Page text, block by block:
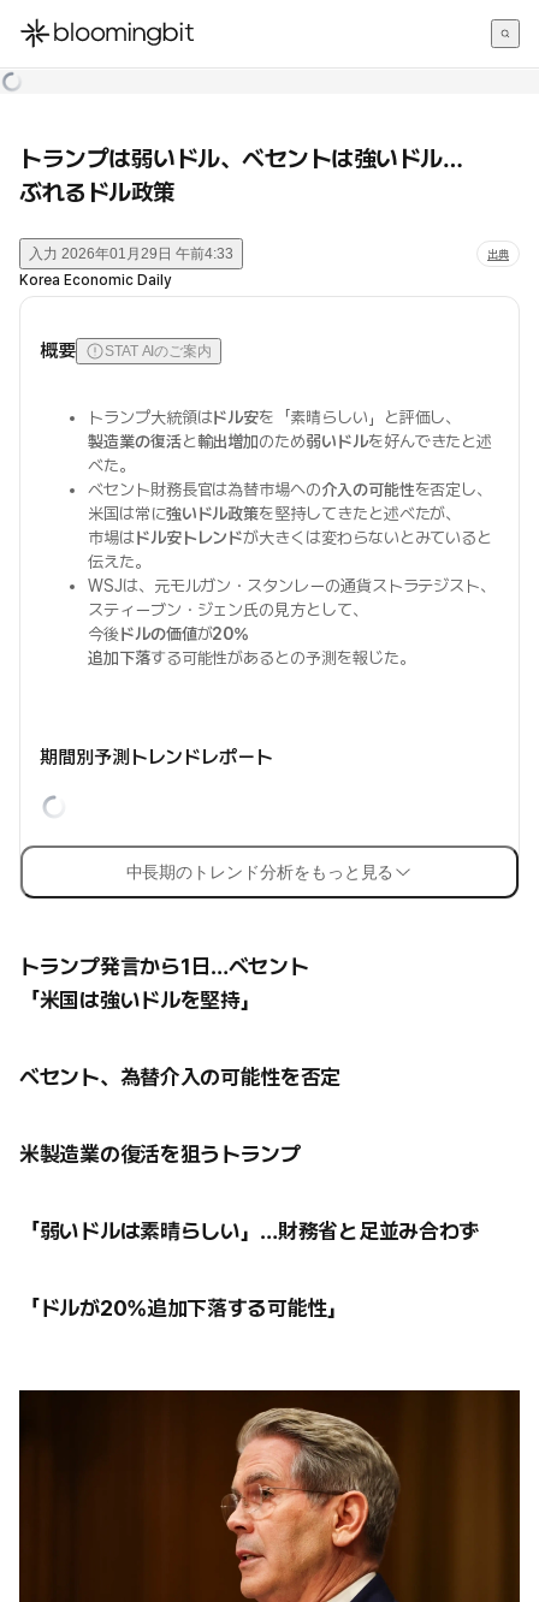
한국어
トランプは弱いドル、ベセントは強いドル…
ぶれるドル政策
入力 2026年01月29日 午前4:33 出典
Korea Economic Daily
概要 STAT AIのご案内
トランプ大統領はドル安を「素晴らしい」と評価し、
製造業の復活と輸出増加のため弱いドルを好んできたと述
べた。
ベセント財務長官は為替市場への介入の可能性を否定し、
米国は常に強いドル政策を堅持してきたと述べたが、
市場はドル安トレンドが大きくは変わらないとみていると
伝えた。
WSJは、元モルガン・スタンレーの通貨ストラテジスト、
スティーブン・ジェン氏の見方として、
今後ドルの価値が20%
追加下落する可能性があるとの予測を報じた。
期間別予測トレンドレポート
中長期のトレンド分析をもっと見る
トランプ発言から1日…ベセント
「米国は強いドルを堅持」
ベセント、為替介入の可能性を否定
米製造業の復活を狙うトランプ
「弱いドルは素晴らしい」…財務省と足並み合わず
「ドルが20%追加下落する可能性」